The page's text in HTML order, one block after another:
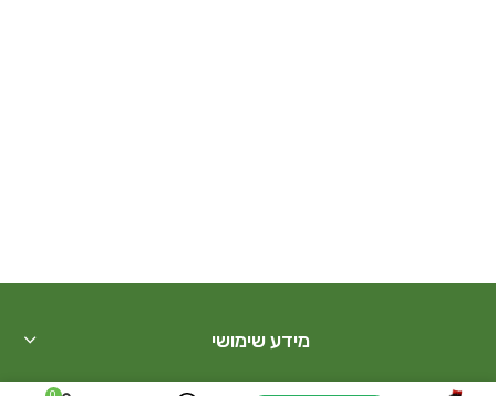
מידע שימושי